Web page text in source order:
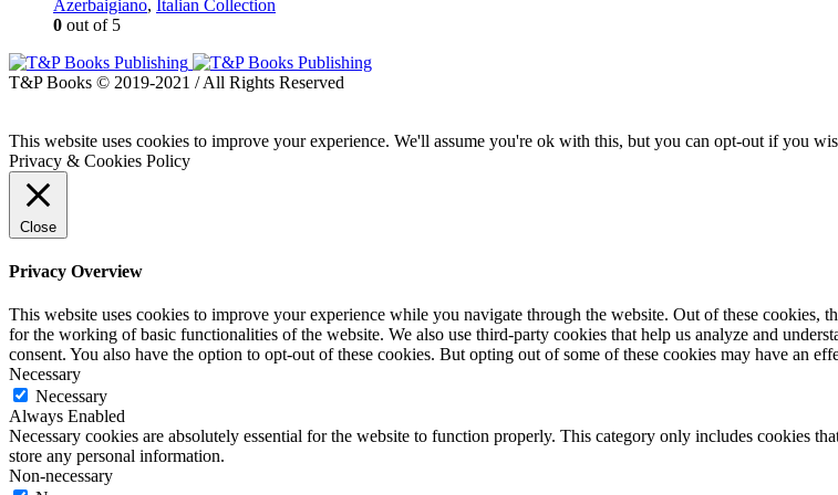
Azerbaigiano, Italian Collection
0 out of 5
T&P Books © 2019-2021 / All Rights Reserved
This website uses cookies to improve your experience. We'll assume you're ok with this, but you can opt-out if you
Privacy & Cookies Policy
Close
Privacy Overview
This website uses cookies to improve your experience while you navigate through the website. Out of these cookies,
for the working of basic functionalities of the website. We also use third-party cookies that help us analyze and
consent. You also have the option to opt-out of these cookies. But opting out of some of these cookies may have an
Necessary
Necessary
Always Enabled
Necessary cookies are absolutely essential for the website to function properly. This category only includes cookies
store any personal information.
Non-necessary